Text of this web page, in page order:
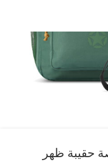
الأغراض 15.6 بوصة حقيبة ظهر